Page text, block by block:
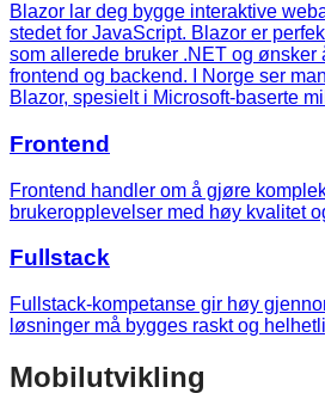
Blazor lar deg bygge interaktive
stedet for JavaScript. Blazor er
som allerede bruker .NET og ønsker
frontend og backend. I Norge ser
Blazor, spesielt i Microsoft-baserte
Frontend
Frontend handler om å gjøre
brukeropplevelser med høy kvalitet
Fullstack
Fullstack-kompetanse gir høy
løsninger må bygges raskt og
Mobilutvikling